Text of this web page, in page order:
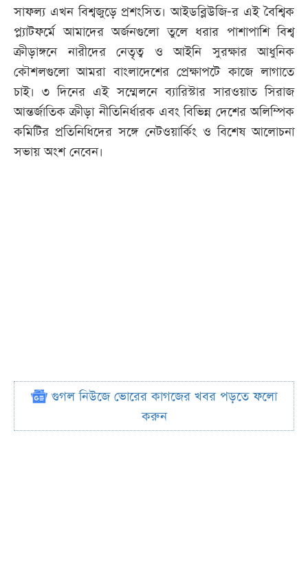
সাফল্য এখন বিশ্বজুড়ে প্রশংসিত। আইডব্লিউজি-র এই বৈশ্বিক
প্ল্যাটফর্মে আমাদের অর্জনগুলো তুলে ধরার পাশাপাশি বিশ্ব
ক্রীড়াঙ্গনে নারীদের নেতৃত্ব ও আইনি সুরক্ষার আধুনিক
কৌশলগুলো আমরা বাংলাদেশের প্রেক্ষাপটে কাজে লাগাতে
চাই। ৩ দিনের এই সম্মেলনে ব্যারিস্টার সারওয়াত সিরাজ
আন্তর্জাতিক ক্রীড়া নীতিনির্ধারক এবং বিভিন্ন দেশের অলিম্পিক
কমিটির প্রতিনিধিদের সঙ্গে নেটওয়ার্কিং ও বিশেষ আলোচনা
সভায় অংশ নেবেন।
গুগল নিউজে ভোরের কাগজের খবর পড়তে ফলো
করুন